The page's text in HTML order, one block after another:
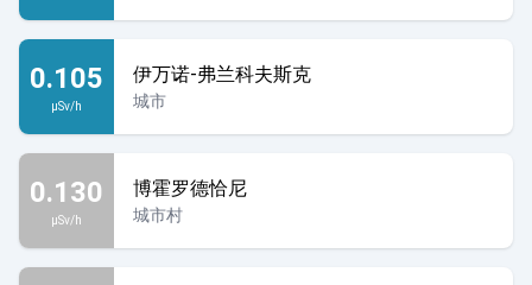
0.105
µSv/h
伊万诺-弗兰科夫斯克
城市
0.130
µSv/h
博霍罗德恰尼
城市村